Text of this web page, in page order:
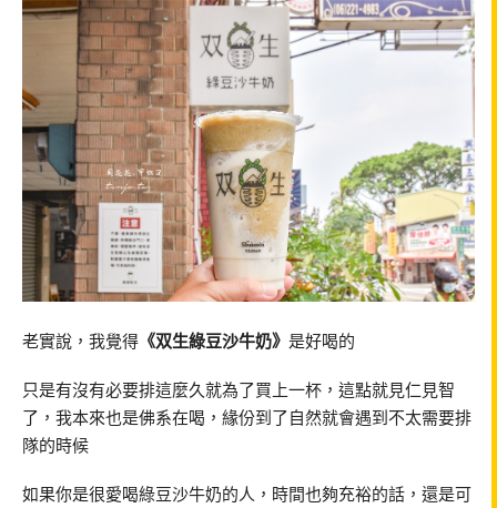
老實說，我覺得 《双生綠豆沙牛奶》 是好喝的
只是有沒有必要排這麼久就為了買上一杯，這點就見仁見智
了，我本來也是佛系在喝，緣份到了自然就會遇到不太需要排
隊的時候
如果你是很愛喝綠豆沙牛奶的人，時間也夠充裕的話，還是可